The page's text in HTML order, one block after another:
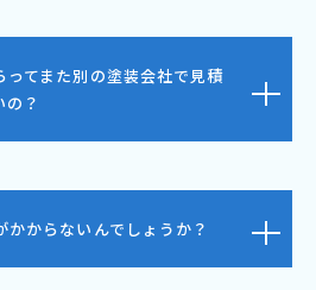
ってまた別の塗装会社で見積
の？
かからないんでしょうか？